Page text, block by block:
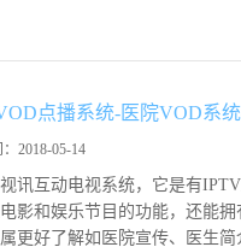
点播系统-医院VOD系
2018-05-14
讯互动电视系统，它是有
影和娱乐节目的功能，还能
更好了解如医院宣传、医生